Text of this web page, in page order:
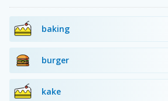
baking
burger
kake